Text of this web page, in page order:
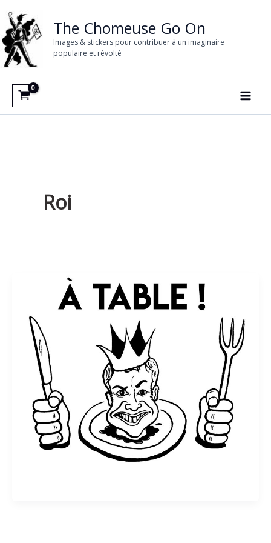
au
contenu
The Chomeuse Go On
Images & stickers pour contribuer à un imaginaire
populaire et révolté
Roi